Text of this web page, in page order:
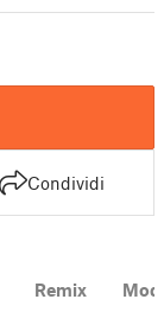
Condividi
Remix